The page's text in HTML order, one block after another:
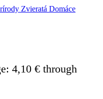
Zvieratá Domáce
4,10 € through